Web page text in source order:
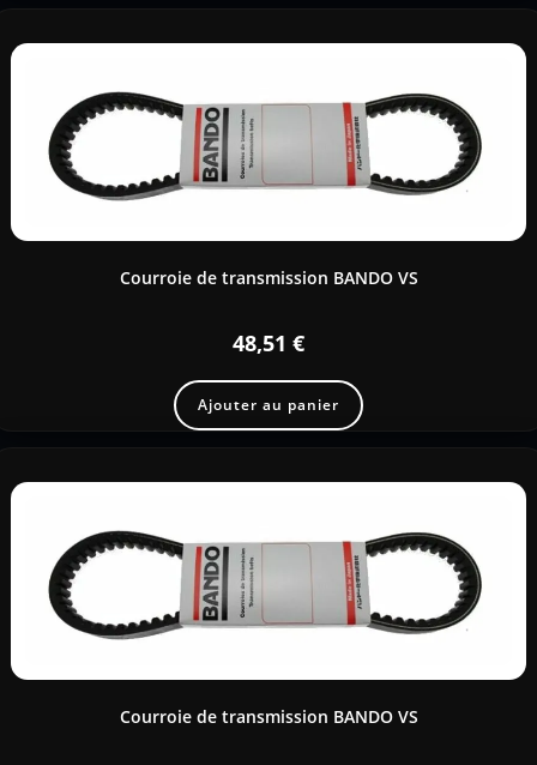
Courroie de transmission BANDO VS
48,51 €
Ajouter au panier
Courroie de transmission BANDO VS